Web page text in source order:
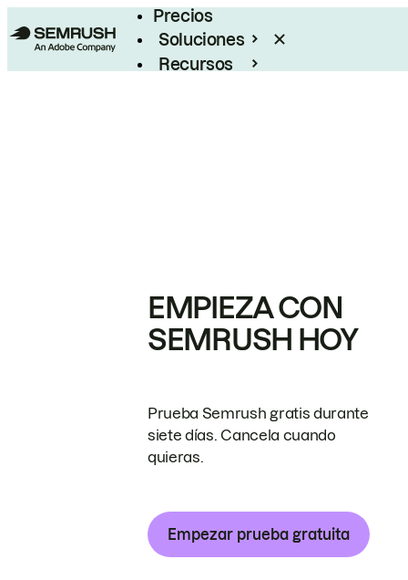
Precios
Soluciones
Recursos
EMPIEZA CON
SEMRUSH HOY
Prueba Semrush gratis durante
siete días. Cancela cuando
quieras.
Empezar prueba gratuita